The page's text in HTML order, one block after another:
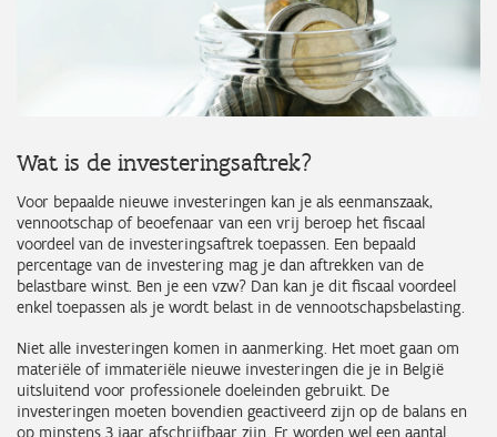
Wat is de investeringsaftrek?
Voor bepaalde nieuwe investeringen kan je als eenmanszaak,
vennootschap of beoefenaar van een vrij beroep het fiscaal
voordeel van de investeringsaftrek toepassen. Een bepaald
percentage van de investering mag je dan aftrekken van de
belastbare winst. Ben je een vzw? Dan kan je dit fiscaal voordeel
enkel toepassen als je wordt belast in de vennootschapsbelasting.
Niet alle investeringen komen in aanmerking. Het moet gaan om
materiële of immateriële nieuwe investeringen die je in België
uitsluitend voor professionele doeleinden gebruikt. De
investeringen moeten bovendien geactiveerd zijn op de balans en
op minstens 3 jaar afschrijfbaar zijn. Er worden wel een aantal